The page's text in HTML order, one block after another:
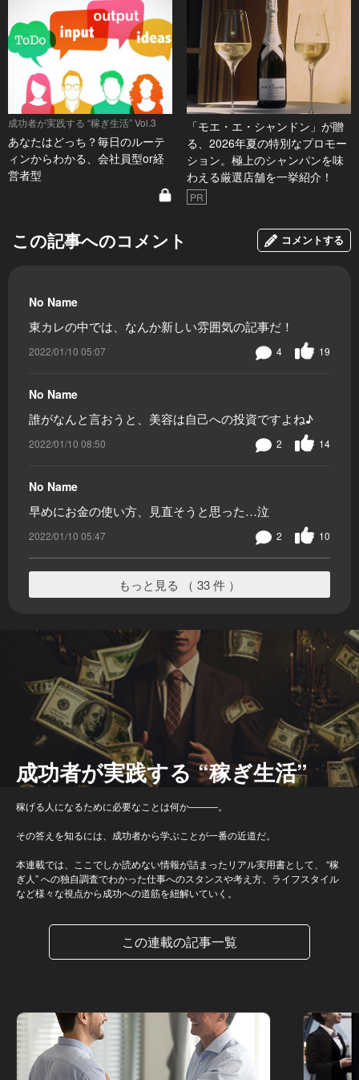
成功者が実践する “稼ぎ生活” Vol.3
あなたはどっち？毎日のルーテ
ィンからわかる、会社員型or経
営者型
「モエ・エ・シャンドン」が贈
る、2026年夏の特別なプロモー
ション。極上のシャンパンを味
わえる厳選店舗を一挙紹介！
PR
この記事へのコメント コメントする
No Name
東カレの中では、なんか新しい雰囲気の記事だ！
2022/01/10 05:07 19
4
No Name
誰がなんと言おうと、美容は自己への投資ですよね♪
2022/01/10 08:50 14
2
No Name
早めにお金の使い方、見直そうと思った…泣
2022/01/10 05:47 10
2
もっと見る （ 33 件 ）
成功者が実践する “稼ぎ生活”
稼げる人になるために必要なことは何か―――。
その答えを知るには、成功者から学ぶことが一番の近道だ。
本連載では、ここでしか読めない情報が詰まったリアル実用書として、 “稼
ぎ人” への独自調査でわかった仕事へのスタンスや考え方、ライフスタイル
など様々な視点から成功への道筋を紐解いていく。
この連載の記事一覧